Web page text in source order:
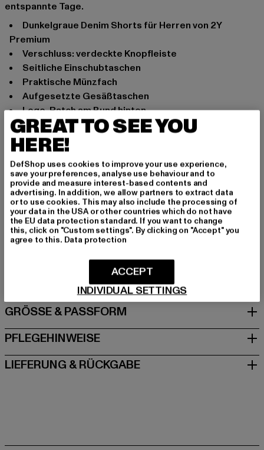
entspannte Tage.
Dunkelgraue Denim Shorts für Herren von 2Y
Premium
Verschluss: verdeckte Knopfleiste
Seitliche Einschubtaschen
Praktische Münzfach
Aufgesetzte Gesäßtaschen
Logo-Patch am Bund hinten
Bequem geschnitten
Anlass: Basic
Marke: 2Y Premium
Kat.: Shorts
Farbe: grau
Hersteller Farbe: anthracite
Materialzusammensetzung: 100% Baumwolle
Art.Nr: 2Y0117-01745
Hersteller: 2Y Premium GmbH |info@2y-studios.com
Hollefeldstraße 16 | 48282 Emsdetten | DE
GRÖSSE & PASSFORM
PFLEGEHINWEISE
LIEFERUNG & RÜCKGABE
GREAT TO SEE YOU
HERE!
DefShop uses cookies to improve your use experience,
save your preferences, analyse use behaviour and to
provide and measure interest-based contents and
advertising. In addition, we allow partners to extract data
or to use cookies. This may also include the processing of
your data in the USA or other countries which do not have
the EU data protection standard. If you want to change
this, click on "Custom settings". By clicking on "Accept" you
agree to this. Data protection
INDIVIDUAL SETTINGS
ACCEPT